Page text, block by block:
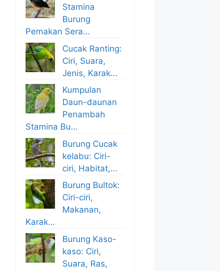
Stamina
Burung
Pemakan Sera…
Cucak Ranting:
Ciri, Suara,
Jenis, Karak…
Kumpulan
Daun-daunan
Penambah
Stamina Bu…
Burung Cucak
kelabu: Ciri-
ciri, Habitat,…
Burung Bultok:
Ciri-ciri,
Makanan,
Karak…
Burung Kaso-
kaso: Ciri,
Suara, Ras,